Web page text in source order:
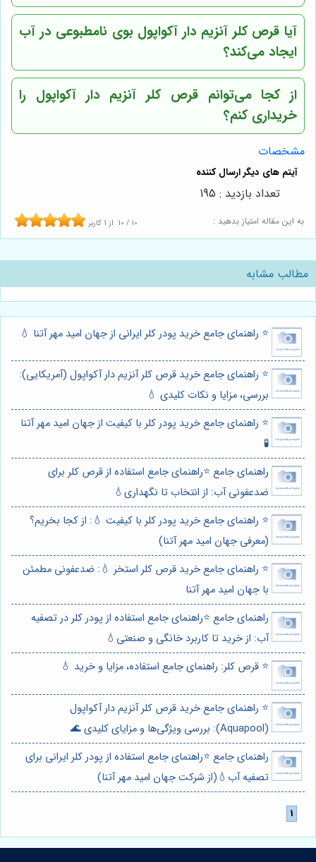
آیا قرص کلر آنزیم دار آکواپول بوی نامطبوعی در آب
ایجاد می‌کند؟
از کجا می‌توانم قرص کلر آنزیم دار آکواپول را
خریداری کنم؟
مشخصات
به این مقاله امتیاز بدهید : 10 / 10 از 1 کاربر
تعداد بازدید : 195
مطالب مشابه
⭐️ راهنمای جامع خرید پودر کلر ایرانی از جهان امید مهر آتنا 💧
⭐️ راهنمای جامع خرید قرص کلر آنزیم دار آکواپول (آمریکایی):
بررسی، مزایا و نکات کلیدی 💧
⭐️ راهنمای جامع خرید پودر کلر با کیفیت از جهان امید مهر آتنا
🧪
راهنمای جامع ⭐️راهنمای جامع استفاده از قرص کلر برای
ضدعفونی آب: از انتخاب تا نگهداری💧
⭐️ راهنمای جامع خرید پودر کلر با کیفیت 💧: از کجا بخریم؟
(معرفی جهان امید مهر آتنا)
⭐️ راهنمای جامع خرید قرص کلر استخر 💧: ضدعفونی مطمئن
با جهان امید مهر آتنا
راهنمای جامع ⭐️راهنمای جامع استفاده از پودر کلر در تصفیه
آب: از خرید تا کاربرد خانگی و صنعتی💧
⭐️ قرص کلر: راهنمای جامع استفاده، مزایا و خرید 💧
⭐️ راهنمای جامع خرید قرص کلر آنزیم دار آکواپول
(Aquapool): بررسی ویژگی‌ها و مزایای کلیدی 🌊
راهنمای جامع ⭐️راهنمای جامع استفاده از پودر کلر ایرانی برای
تصفیه آب💧(از شرکت جهان امید مهر آتنا)